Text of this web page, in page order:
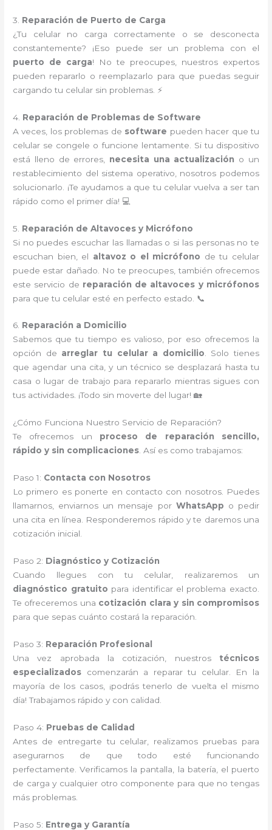
3. Reparación de Puerto de Carga
¿Tu celular no carga correctamente o se desconecta
constantemente? ¡Eso puede ser un problema con el
puerto de carga! No te preocupes, nuestros expertos
pueden repararlo o reemplazarlo para que puedas seguir
cargando tu celular sin problemas. ⚡
4. Reparación de Problemas de Software
A veces, los problemas de software pueden hacer que tu
celular se congele o funcione lentamente. Si tu dispositivo
está lleno de errores, necesita una actualización o un
restablecimiento del sistema operativo, nosotros podemos
solucionarlo. ¡Te ayudamos a que tu celular vuelva a ser tan
rápido como el primer día! 💻
5. Reparación de Altavoces y Micrófono
Si no puedes escuchar las llamadas o si las personas no te
escuchan bien, el altavoz o el micrófono de tu celular
puede estar dañado. No te preocupes, también ofrecemos
este servicio de reparación de altavoces y micrófonos
para que tu celular esté en perfecto estado. 📞
6. Reparación a Domicilio
Sabemos que tu tiempo es valioso, por eso ofrecemos la
opción de arreglar tu celular a domicilio. Solo tienes
que agendar una cita, y un técnico se desplazará hasta tu
casa o lugar de trabajo para repararlo mientras sigues con
tus actividades. ¡Todo sin moverte del lugar! 🏡
¿Cómo Funciona Nuestro Servicio de Reparación?
Te ofrecemos un proceso de reparación sencillo,
rápido y sin complicaciones. Así es como trabajamos:
Paso 1: Contacta con Nosotros
Lo primero es ponerte en contacto con nosotros. Puedes
llamarnos, enviarnos un mensaje por WhatsApp o pedir
una cita en línea. Responderemos rápido y te daremos una
cotización inicial.
Paso 2: Diagnóstico y Cotización
Cuando llegues con tu celular, realizaremos un
diagnóstico gratuito para identificar el problema exacto.
Te ofreceremos una cotización clara y sin compromisos
para que sepas cuánto costará la reparación.
Paso 3: Reparación Profesional
Una vez aprobada la cotización, nuestros técnicos
especializados comenzarán a reparar tu celular. En la
mayoría de los casos, ¡podrás tenerlo de vuelta el mismo
día! Trabajamos rápido y con calidad.
Paso 4: Pruebas de Calidad
Antes de entregarte tu celular, realizamos pruebas para
asegurarnos de que todo esté funcionando
perfectamente. Verificamos la pantalla, la batería, el puerto
de carga y cualquier otro componente para que no tengas
más problemas.
Paso 5: Entrega y Garantía